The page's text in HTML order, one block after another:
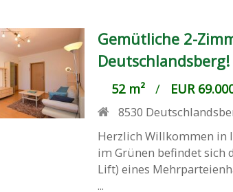
Gemütliche 2-
Deutschlandsberg!
52 m²/ EUR
8530
Herzlich Willkommen in
im Grünen befindet sich
Lift) eines
...